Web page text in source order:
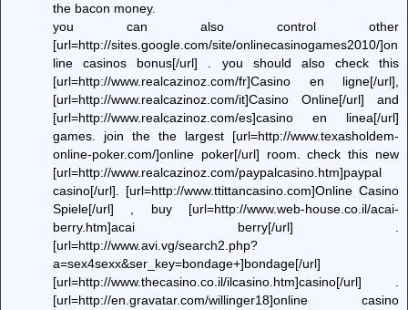
the bacon money.
you can also control other
[url=http://sites.google.com/site/onlinecasinogames2010/]on
line casinos bonus[/url] . you should also check this
[url=http://www.realcazinoz.com/fr]Casino en ligne[/url],
[url=http://www.realcazinoz.com/it]Casino Online[/url] and
[url=http://www.realcazinoz.com/es]casino en linea[/url]
games. join the the largest [url=http://www.texasholdem-
online-poker.com/]online poker[/url] room. check this new
[url=http://www.realcazinoz.com/paypalcasino.htm]paypal
casino[/url]. [url=http://www.ttittancasino.com]Online Casino
Spiele[/url] , buy [url=http://www.web-house.co.il/acai-
berry.htm]acai berry[/url] .
[url=http://www.avi.vg/search2.php?
a=sex4sexx&ser_key=bondage+]bondage[/url]
[url=http://www.thecasino.co.il/ilcasino.htm]casino[/url] .
[url=http://en.gravatar.com/willinger18]online casino